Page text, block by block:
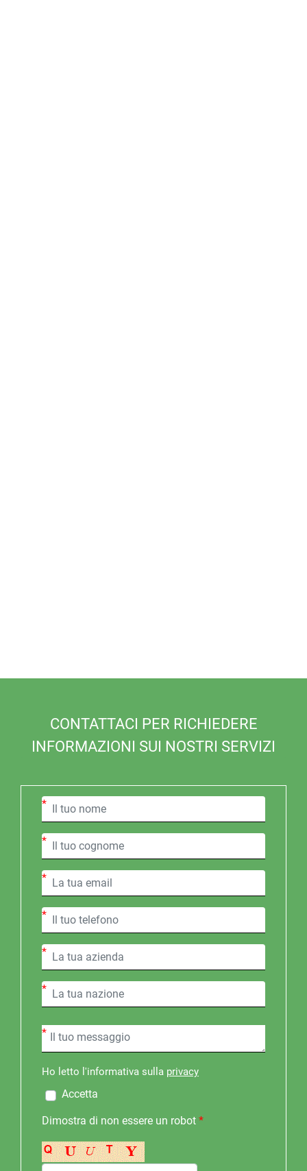
CONTATTACI PER RICHIEDERE
INFORMAZIONI SUI NOSTRI SERVIZI
*
*
*
*
*
*
*
Ho letto l'informativa sulla privacy
Accetta
Dimostra di non essere un robot *